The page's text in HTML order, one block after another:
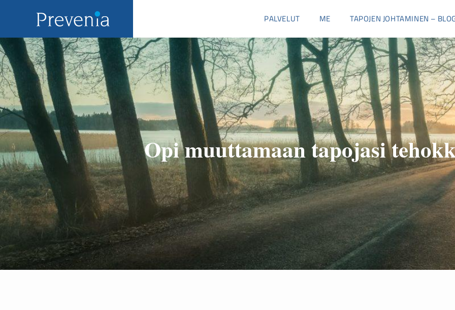
PALVELUT ME TAPOJEN JOHTAMINEN –
Opi muuttamaan tapojasi